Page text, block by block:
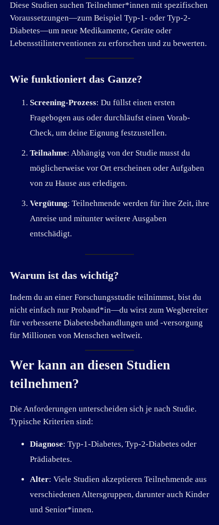
Diese Studien suchen Teilnehmer*innen mit spezifischen
Voraussetzungen—zum Beispiel Typ-1- oder Typ-2-
Diabetes—um neue Medikamente, Geräte oder
Lebensstilinterventionen zu erforschen und zu bewerten.
Wie funktioniert das Ganze?
Screening-Prozess: Du füllst einen ersten
Fragebogen aus oder durchläufst einen Vorab-
Check, um deine Eignung festzustellen.
Teilnahme: Abhängig von der Studie musst du
möglicherweise vor Ort erscheinen oder Aufgaben
von zu Hause aus erledigen.
Vergütung: Teilnehmende werden für ihre Zeit, ihre
Anreise und mitunter weitere Ausgaben
entschädigt.
Warum ist das wichtig?
Indem du an einer Forschungsstudie teilnimmst, bist du
nicht einfach nur Proband*in—du wirst zum Wegbereiter
für verbesserte Diabetesbehandlungen und -versorgung
für Millionen von Menschen weltweit.
Wer kann an diesen Studien
teilnehmen?
Die Anforderungen unterscheiden sich je nach Studie.
Typische Kriterien sind:
Diagnose: Typ-1-Diabetes, Typ-2-Diabetes oder
Prädiabetes.
Alter: Viele Studien akzeptieren Teilnehmende aus
verschiedenen Altersgruppen, darunter auch Kinder
und Senior*innen.